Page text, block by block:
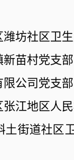
潍坊社区卫
新苗村党支
限公司党支
张江地区人
土街道社区